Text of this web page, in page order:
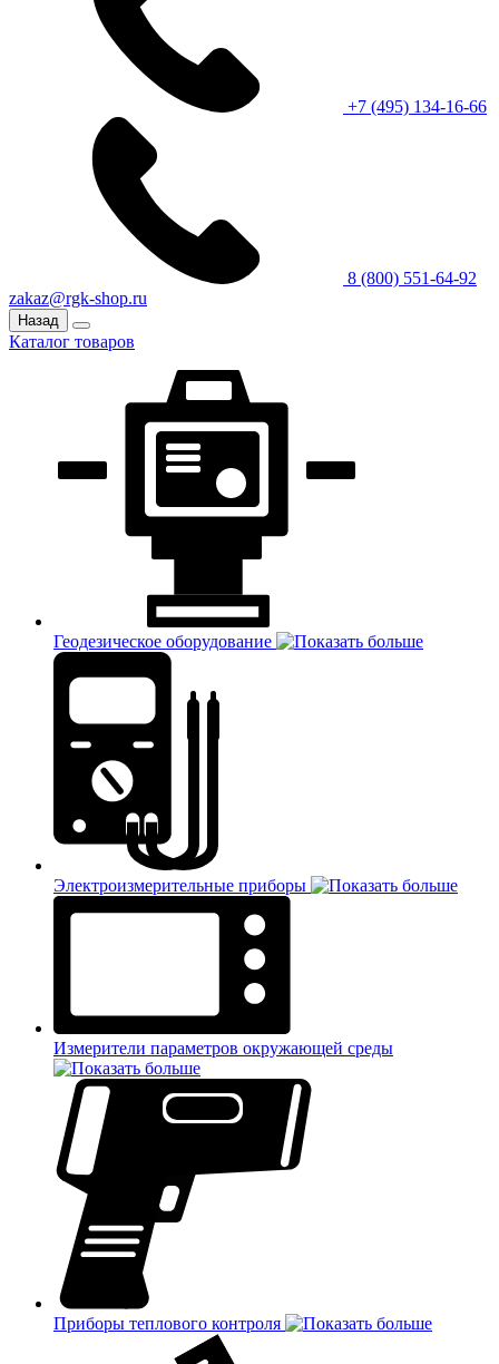
+7 (495) 134-16-66
8 (800) 551-64-92
zakaz@rgk-shop.ru
Назад
Каталог товаров
Геодезическое оборудование
Электроизмерительные приборы
Измерители параметров окружающей среды
Приборы теплового контроля